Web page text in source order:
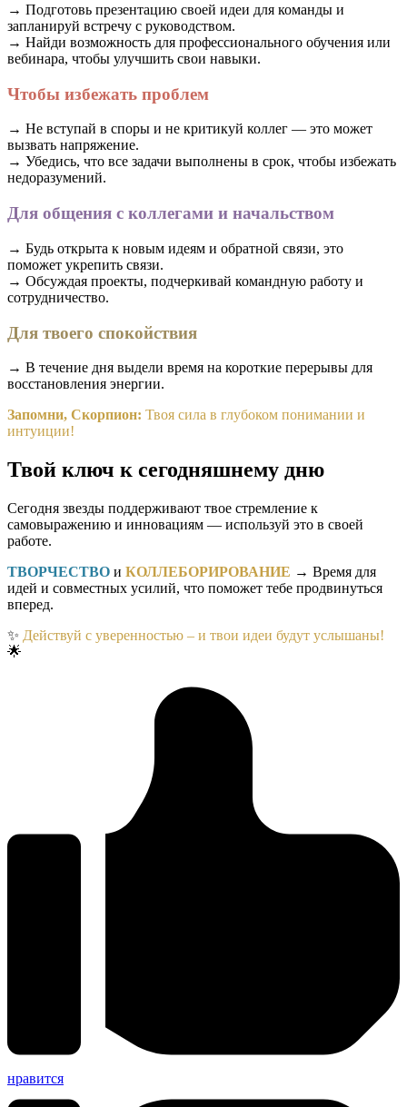
→ Подготовь презентацию своей идеи для команды и
запланируй встречу с руководством.
→ Найди возможность для профессионального обучения или
вебинара, чтобы улучшить свои навыки.
Чтобы избежать проблем
→ Не вступай в споры и не критикуй коллег — это может
вызвать напряжение.
→ Убедись, что все задачи выполнены в срок, чтобы избежать
недоразумений.
Для общения с коллегами и начальством
→ Будь открыта к новым идеям и обратной связи, это
поможет укрепить связи.
→ Обсуждая проекты, подчеркивай командную работу и
сотрудничество.
Для твоего спокойствия
→ В течение дня выдели время на короткие перерывы для
восстановления энергии.
Запомни, Скорпион: Твоя сила в глубоком понимании и
интуиции!
Твой ключ к сегодняшнему дню
Сегодня звезды поддерживают твое стремление к
самовыражению и инновациям — используй это в своей
работе.
ТВОРЧЕСТВО и КОЛЛЕБОРИРОВАНИЕ → Время для
идей и совместных усилий, что поможет тебе продвинуться
вперед.
✨ Действуй с уверенностью – и твои идеи будут услышаны!
🌟
нравится